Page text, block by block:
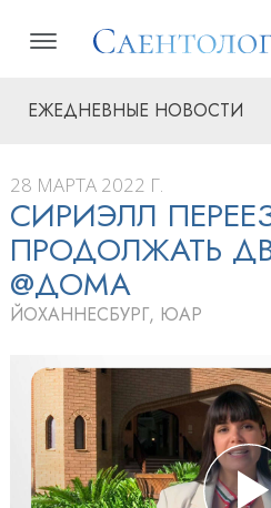
ЕЖЕДНЕВНЫЕ НОВОСТИ
28 МАРТА 2022 Г.
СИРИЭЛЛ
ПРОДОЛЖАТЬ
@ДОМА
ЙОХАННЕСБУРГ, ЮАР